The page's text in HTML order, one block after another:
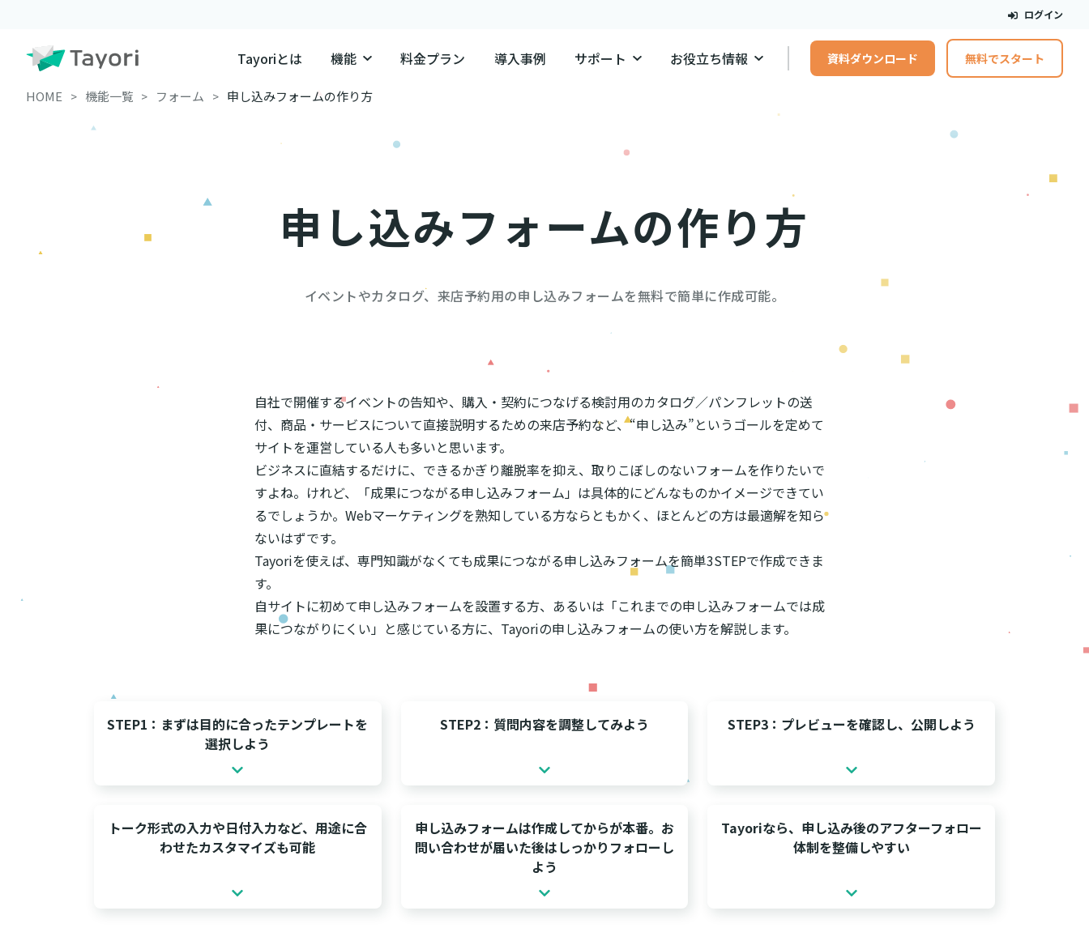
ログイン
Tayoriとは 機能 料金プラン 導入事例 サポート お役立ち情報 資料ダウンロード 無料でスタート
HOME 機能一覧 フォーム 申し込みフォームの作り方
申し込みフォームの作り方
イベントやカタログ、来店予約用の申し込みフォームを無料で簡単に作成可能。
自社で開催するイベントの告知や、購入・契約につなげる検討用のカタログ／パンフレットの送
付、商品・サービスについて直接説明するための来店予約など、“申し込み”というゴールを定めて
サイトを運営している人も多いと思います。
ビジネスに直結するだけに、できるかぎり離脱率を抑え、取りこぼしのないフォームを作りたいで
すよね。けれど、「成果につながる申し込みフォーム」は具体的にどんなものかイメージできてい
るでしょうか。Webマーケティングを熟知している方ならともかく、ほとんどの方は最適解を知ら
ないはずです。
Tayoriを使えば、専門知識がなくても成果につながる申し込みフォームを簡単3STEPで作成できま
す。
自サイトに初めて申し込みフォームを設置する方、あるいは「これまでの申し込みフォームでは成
果につながりにくい」と感じている方に、Tayoriの申し込みフォームの使い方を解説します。
STEP1：まずは目的に合ったテンプレートを
選択しよう
STEP2：質問内容を調整してみよう STEP3：プレビューを確認し、公開しよう
トーク形式の入力や日付入力など、用途に合
わせたカスタマイズも可能
申し込みフォームは作成してからが本番。お
問い合わせが届いた後はしっかりフォローし
よう
Tayoriなら、申し込み後のアフターフォロー
体制を整備しやすい